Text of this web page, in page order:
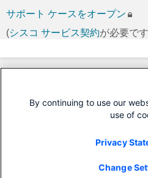
サポート ケースをオープン
(シスコ サービス契約が必要で
By continuing to use our
use of
Privacy
Change